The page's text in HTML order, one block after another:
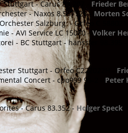
- Carus 83.207 - Frieder
- Naxos 8.557728 - Morten
Salzburg - Orfeo C 588021
- AVI Service LC 15080 -Volker
- BC Stuttgart - hänssler 98.395 -
Stuttgart - Orfeo C222022H -
Concert - cpo999 95-2 - Peter
- Carus 83.352 -Holger Speck